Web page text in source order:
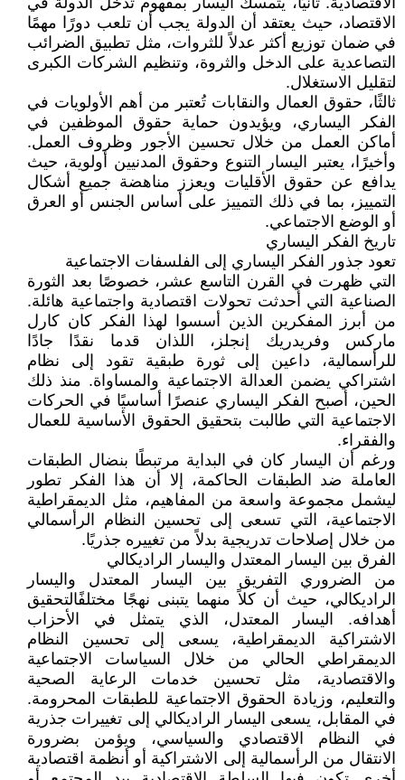
الاقتصاد، حيث يعتقد أن الدولة يجب أن تلعب دورًا مهمًا
في ضمان توزيع أكثر عدلاً للثروات، مثل تطبيق الضرائب
التصاعدية على الدخل والثروة، وتنظيم الشركات الكبرى
لتقليل الاستغلال.
ثالثًا، حقوق العمال والنقابات تُعتبر من أهم الأولويات في
الفكر اليساري، ويؤيدون حماية حقوق الموظفين في
أماكن العمل من خلال تحسين الأجور وظروف العمل.
وأخيرًا، يعتبر اليسار التنوع وحقوق المدنيين أولوية، حيث
يدافع عن حقوق الأقليات ويعزز مناهضة جميع أشكال
التمييز، بما في ذلك التمييز على أساس الجنس أو العرق
أو الوضع الاجتماعي.
تاريخ الفكر اليساري
تعود جذور الفكر اليساري إلى الفلسفات الاجتماعية
التي ظهرت في القرن التاسع عشر، خصوصًا بعد الثورة
الصناعية التي أحدثت تحولات اقتصادية واجتماعية هائلة.
من أبرز المفكرين الذين أسسوا لهذا الفكر كان كارل
ماركس وفريدريك إنجلز، اللذان قدما نقدًا جادًا
للرأسمالية، داعين إلى ثورة طبقية تقود إلى نظام
اشتراكي يضمن العدالة الاجتماعية والمساواة. منذ ذلك
الحين، أصبح الفكر اليساري عنصرًا أساسيًا في الحركات
الاجتماعية التي طالبت بتحقيق الحقوق الأساسية للعمال
والفقراء.
ورغم أن اليسار كان في البداية مرتبطًا بنضال الطبقات
العاملة ضد الطبقات الحاكمة، إلا أن هذا الفكر تطور
ليشمل مجموعة واسعة من المفاهيم، مثل الديمقراطية
الاجتماعية، التي تسعى إلى تحسين النظام الرأسمالي
من خلال إصلاحات تدريجية بدلاً من تغييره جذريًا.
الفرق بين اليسار المعتدل واليسار الراديكالي
من الضروري التفريق بين اليسار المعتدل واليسار
الراديكالي، حيث أن كلاً منهما يتبنى نهجًا مختلفًالتحقيق
أهدافه. اليسار المعتدل، الذي يتمثل في الأحزاب
الاشتراكية الديمقراطية، يسعى إلى تحسين النظام
الديمقراطي الحالي من خلال السياسات الاجتماعية
والاقتصادية، مثل تحسين خدمات الرعاية الصحية
والتعليم، وزيادة الحقوق الاجتماعية للطبقات المحرومة.
في المقابل، يسعى اليسار الراديكالي إلى تغييرات جذرية
في النظام الاقتصادي والسياسي، ويؤمن بضرورة
الانتقال من الرأسمالية إلى الاشتراكية أو أنظمة اقتصادية